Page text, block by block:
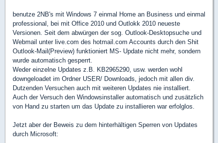
benutze 2NB's mit Windows 7 einmal Home an Business und einmal
professional, bei mit Office 2010 und Outlokk 2010 neueste
Versionen. Seit dem abwürgen der sog. Outlook-Desktopsuche und
Webmail unter live.com des hotmail.com Accounts durch den Shit
Outlook-Mail(Preview) funktioniert MS- Update nicht mehr, sondern
wurde automatisch gesperrt.
Weder einzelne Updates z.B. KB2965290, usw. werden wohl
downgeloadet im Ordner USER/ Downloads, jedoch mit allen div.
Dutzenden Versuchen auch mit weiteren Updates nie installiert.
Auch der Versuch den Windowsinstaller automatisch und zusätzlich
von Hand zu starten um das Update zu installieren war erfolglos.
Jetzt aber der Beweis zu dem hinterhältigen Sperren von Updates
durch Microsoft: